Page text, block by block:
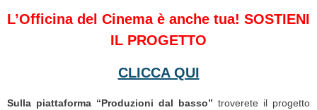
L’Officina del Cinema è anche tua! SOSTIENI
IL PROGETTO
CLICCA QUI
Sulla piattaforma “Produzioni dal basso” troverete il progetto